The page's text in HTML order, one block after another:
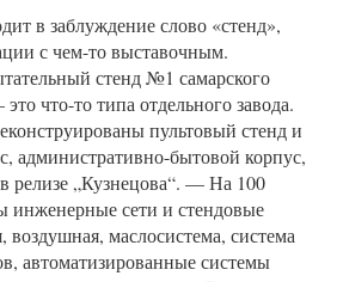
в заблуждение слово «стенд»,
с чем-то выставочным.
стенд №1 самарского
что-то типа отдельного завода.
пультовый стенд и
административно-бытовой корпус,
релизе „Кузнецова“. — На 100
инженерные сети и стендовые
воздушная, маслосистема, система
автоматизированные системы